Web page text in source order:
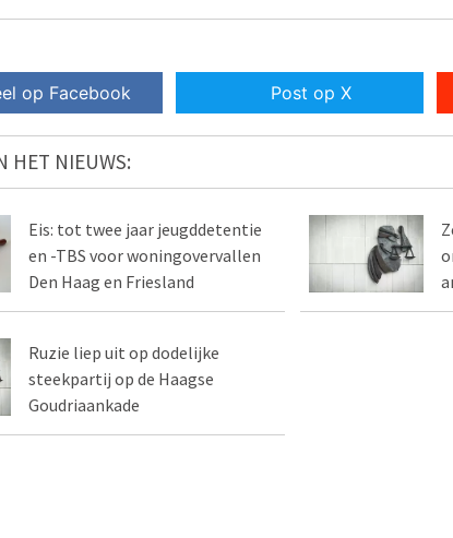
op Facebook Post op X
HET NIEUWS:
Eis: tot twee jaar jeugddetentie
en -TBS voor woningovervallen
Den Haag en Friesland
Ruzie liep uit op dodelijke
steekpartij op de Haagse
Goudriaankade